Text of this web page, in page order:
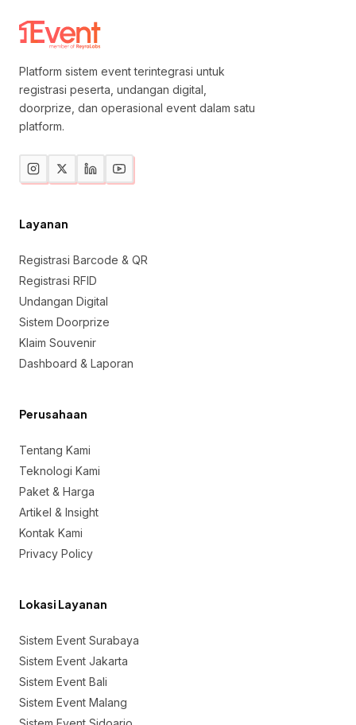
Platform sistem event terintegrasi untuk
registrasi peserta, undangan digital,
doorprize, dan operasional event dalam satu
platform.
Layanan
Registrasi Barcode & QR
Registrasi RFID
Undangan Digital
Sistem Doorprize
Klaim Souvenir
Dashboard & Laporan
Perusahaan
Tentang Kami
Teknologi Kami
Paket & Harga
Artikel & Insight
Kontak Kami
Privacy Policy
Lokasi Layanan
Sistem Event Surabaya
Sistem Event Jakarta
Sistem Event Bali
Sistem Event Malang